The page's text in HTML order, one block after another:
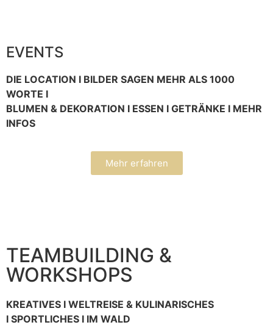
EVENTS
DIE LOCATION I BILDER SAGEN MEHR ALS 1000
WORTE I
BLUMEN & DEKORATION I ESSEN I GETRÄNKE I MEHR
INFOS
Mehr erfahren
TEAMBUILDING &
WORKSHOPS
KREATIVES I WELTREISE & KULINARISCHES
I SPORTLICHES I IM WALD